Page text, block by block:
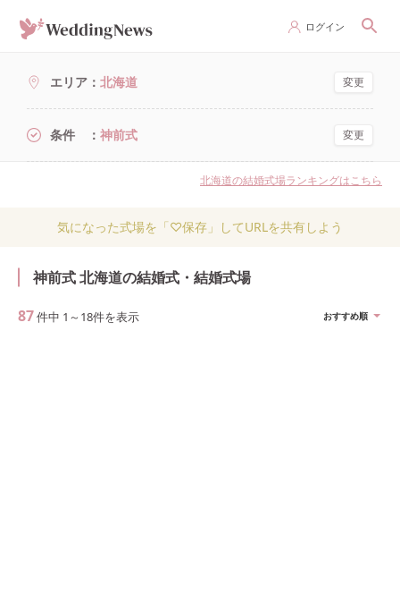
ログイン
エリア 北海道 変更
条件 神前式 変更
北海道の結婚式場ランキングはこちら
気になった式場を「♡保存」してURLを共有しよう
神前式 北海道の結婚式・結婚式場
87件中 1 ～ 18件を表示 おすすめ順